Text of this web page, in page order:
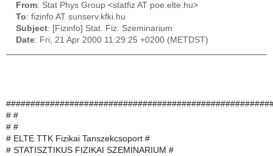
From: Stat Phys Group <statfiz AT poe.elte.hu>
To: fizinfo AT sunserv.kfki.hu
Subject: [Fizinfo] Stat. Fiz. Szeminarium
Date: Fri, 21 Apr 2000 11:29:25 +0200 (METDST)
# #
# #
# ELTE TTK Fizikai Tanszekcsoport #
# STATISZTIKUS FIZIKAI SZEMINARIUM #